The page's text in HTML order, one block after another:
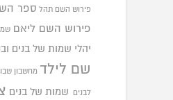
פירוש השם תהל ספר
פירוש השם ליאם
יהלי שמות של בנים
שם לילד מחשבון
לבנים שמות של בנים